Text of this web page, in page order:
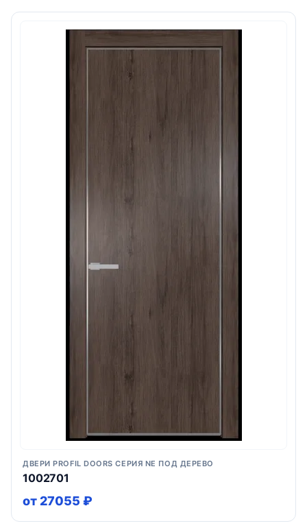
ДВЕРИ PROFIL DOORS СЕРИЯ NE ПОД ДЕРЕВО
1002701
от 27055 ₽